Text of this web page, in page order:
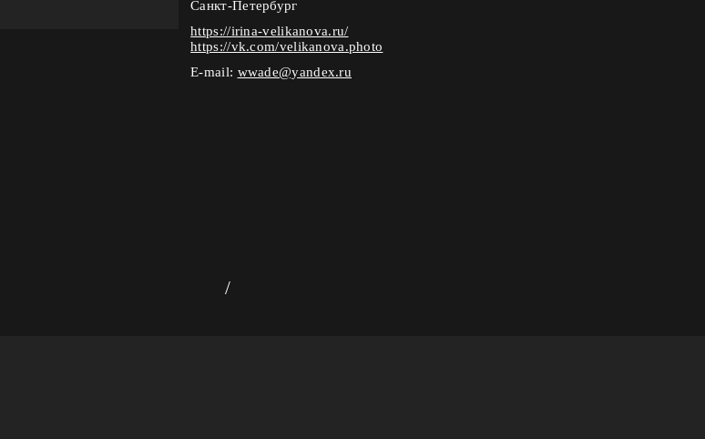
Санкт-Петербург
https://irina-velikanova.ru/
https://vk.com/velikanova.photo
E-mail: wwade@yandex.ru
/